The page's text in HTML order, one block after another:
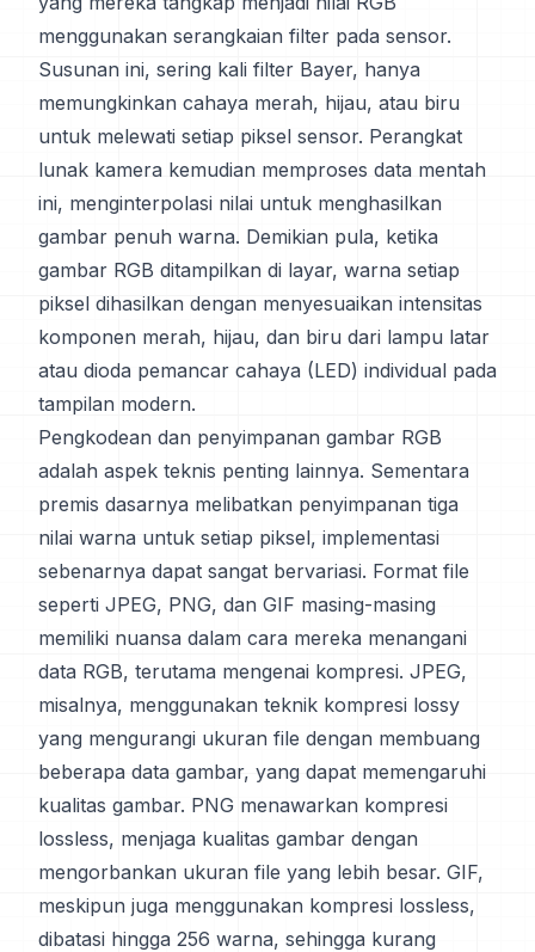
menggunakan serangkaian filter pada sensor.
Susunan ini, sering kali filter Bayer, hanya
memungkinkan cahaya merah, hijau, atau biru
untuk melewati setiap piksel sensor. Perangkat
lunak kamera kemudian memproses data mentah
ini, menginterpolasi nilai untuk menghasilkan
gambar penuh warna. Demikian pula, ketika
gambar RGB ditampilkan di layar, warna setiap
piksel dihasilkan dengan menyesuaikan intensitas
komponen merah, hijau, dan biru dari lampu latar
atau dioda pemancar cahaya (LED) individual pada
tampilan modern.
Pengkodean dan penyimpanan gambar RGB
adalah aspek teknis penting lainnya. Sementara
premis dasarnya melibatkan penyimpanan tiga
nilai warna untuk setiap piksel, implementasi
sebenarnya dapat sangat bervariasi. Format file
seperti JPEG, PNG, dan GIF masing-masing
memiliki nuansa dalam cara mereka menangani
data RGB, terutama mengenai kompresi. JPEG,
misalnya, menggunakan teknik kompresi lossy
yang mengurangi ukuran file dengan membuang
beberapa data gambar, yang dapat memengaruhi
kualitas gambar. PNG menawarkan kompresi
lossless, menjaga kualitas gambar dengan
mengorbankan ukuran file yang lebih besar. GIF,
meskipun juga menggunakan kompresi lossless,
dibatasi hingga 256 warna, sehingga kurang